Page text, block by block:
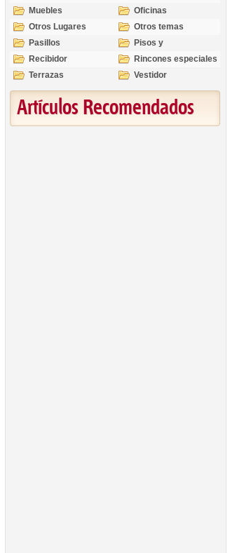
Muebles
Oficinas
Otros Lugares
Otros temas
Pasillos
Pisos y
revestimientos
Recibidor
Rincones especiales
Terrazas
Vestidor
Artículos Recomendados